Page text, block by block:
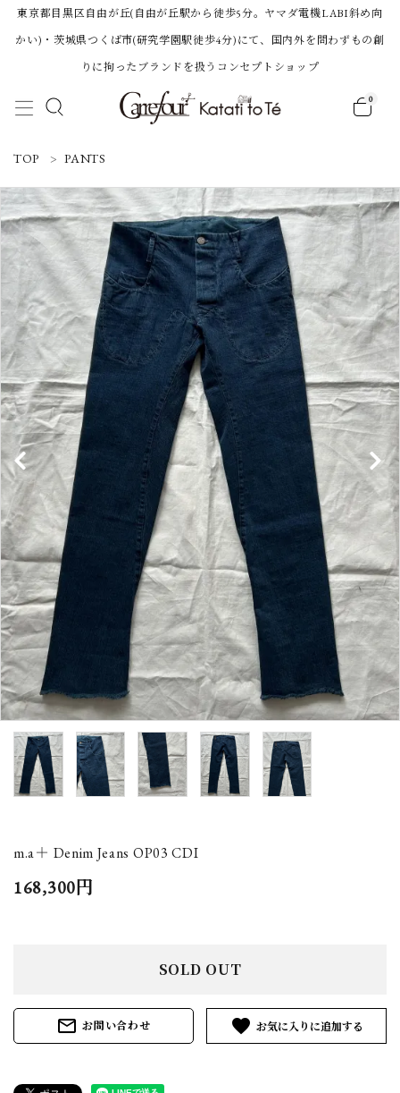
東京都目黒区自由が丘(自由が丘駅から徒歩5分。ヤマダ電機LABI斜め向
かい)・茨城県つくば市(研究学園駅徒歩4分)にて、国内外を問わずもの創
りに拘ったブランドを扱うコンセプトショップ
0
ACCOUNT MENU
ログイン 新規会員登録
Category
BRAND
NEWS
Guidelines
Carrefour
Katati to Tè
TOP PANTS
m.a＋ Denim Jeans OP03 CDI
168,300円
SOLD OUT
mail_outline お問い合わせ favorite